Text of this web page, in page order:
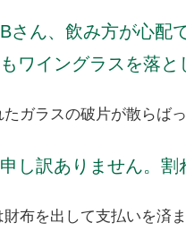
Bさん、飲み方が心配
もワイングラスを落と
ガラスの破片が散らばっ
申し訳ありません。
布を出して支払いを済